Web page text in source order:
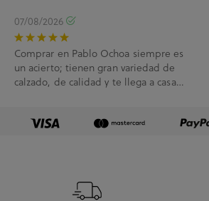
07/08/2026
Comprar en Pablo Ochoa siempre es
un acierto; tienen gran variedad de
calzado, de calidad y te llega a casa